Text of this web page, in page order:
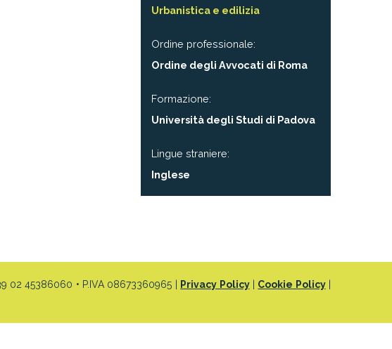
Urbanistica e edilizia
Ordine professionale:
Ordine degli Avvocati di Roma
Formazione:
Università degli Studi di Padova
Lingue straniere:
Inglese
02 45386060 • P.IVA 08673360965 | Privacy Policy| Cookie Policy|